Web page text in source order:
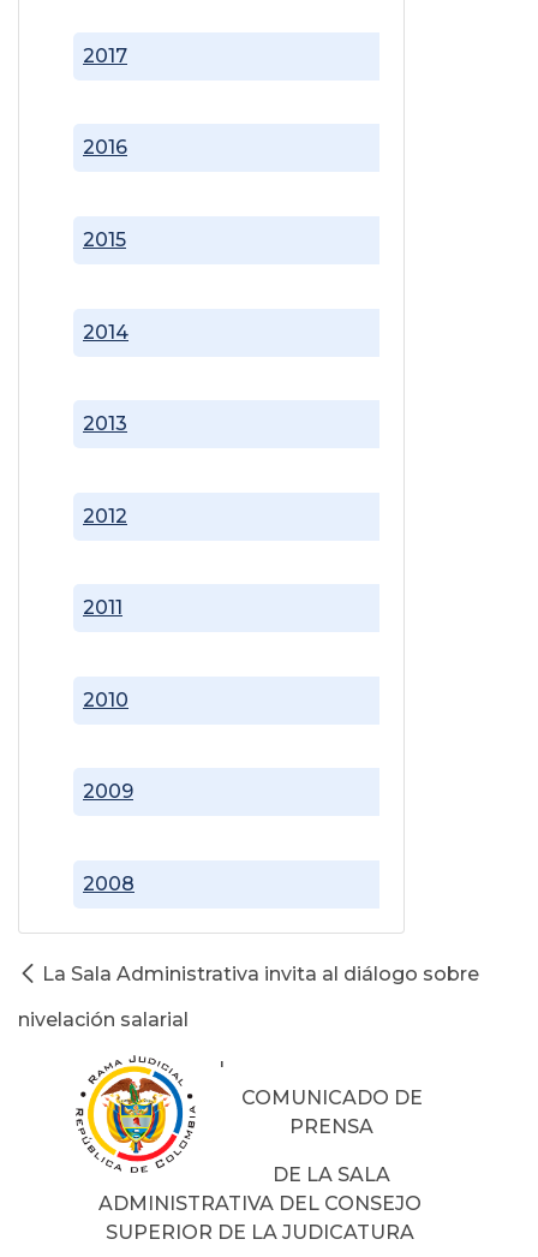
2008
2009
2010
2011
2012
2013
2014
2015
2016
2017
La Sala Administrativa invita al diálogo sobre
nivelación salarial
'
COMUNICADO DE
PRENSA
DE LA SALA
ADMINISTRATIVA DEL CONSEJO
SUPERIOR DE LA JUDICATURA